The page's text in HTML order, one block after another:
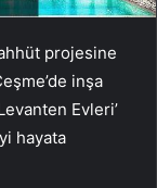
projesine
inşa
Evleri’
hayata